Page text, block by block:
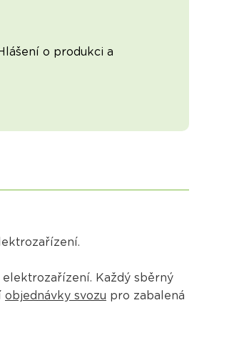
o produkci a
Každý sběrný
objednávky svozu pro zabalená